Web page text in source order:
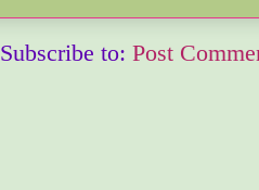
Subscribe to: Post